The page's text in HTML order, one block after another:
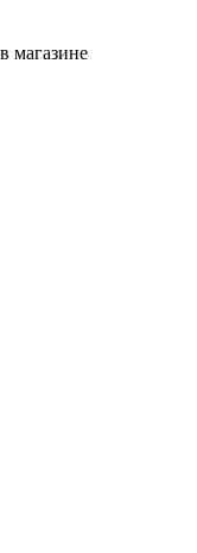
магазине